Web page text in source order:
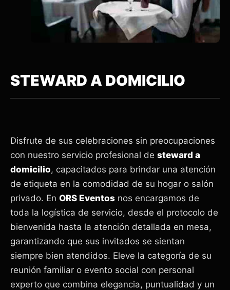
STEWARD A DOMICILIO
Disfrute de sus celebraciones sin preocupaciones
con nuestro servicio profesional de steward a
domicilio, capacitados para brindar una atención
de etiqueta en la comodidad de su hogar o salón
privado. En ORS Eventos nos encargamos de
toda la logística de servicio, desde el protocolo de
bienvenida hasta la atención detallada en mesa,
garantizando que sus invitados se sientan
siempre bien atendidos. Eleve la categoría de su
reunión familiar o evento social con personal
experto que combina elegancia, puntualidad y un